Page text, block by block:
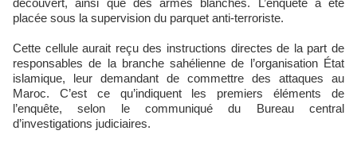
découvert, ainsi que des armes blanches. L’enquête a été
placée sous la supervision du parquet anti-terroriste.
Cette cellule aurait reçu des instructions directes de la part de
responsables de la branche sahélienne de l’organisation État
islamique, leur demandant de commettre des attaques au
Maroc. C’est ce qu’indiquent les premiers éléments de
l’enquête, selon le communiqué du Bureau central
d’investigations judiciaires.